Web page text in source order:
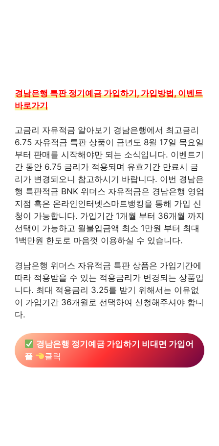
경남은행 특판 정기예금 가입하기, 가입방법, 이벤트
바로가기
고금리 자유적금 알아보기 경남은행에서 최고금리
6.75 자유적금 특판 상품이 금년도 8월 17일 목요일
부터 판매를 시작해야만 되는 소식입니다. 이벤트기
간 동안 6.75 금리가 적용되며 유효기간 만료시 금
리가 변경되오니 참고하시기 바랍니다. 이번 경남은
행 특판적금 BNK 위더스 자유적금은 경남은행 영업
지점 혹은 온라인인터넷스마트뱅킹을 통해 가입 신
청이 가능합니다. 가입기간 1개월 부터 36개월 까지
선택이 가능하고 월불입금액 최소 1만원 부터 최대
1백만원 한도로 마음껏 이용하실 수 있습니다.
경남은행 위더스 자유적금 특판 상품은 가입기간에
따라 적용받을 수 있는 적용금리가 변경되는 상품입
니다. 최대 적용금리 3.25를 받기 위해서는 이유없
이 가입기간 36개월로 선택하여 신청해주셔야 합니
다.
경남은행 정기예금 가입하기 비대면 가입어
플
클릭